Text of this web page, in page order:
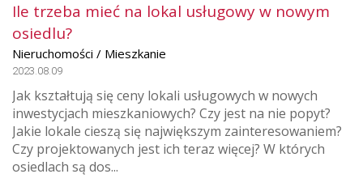
Ile trzeba mieć na lokal usługowy w nowym
osiedlu?
Nieruchomości / Mieszkanie
2023.08.09
Jak kształtują się ceny lokali usługowych w nowych
inwestycjach mieszkaniowych? Czy jest na nie popyt?
Jakie lokale cieszą się największym zainteresowaniem?
Czy projektowanych jest ich teraz więcej? W których
osiedlach są dos...